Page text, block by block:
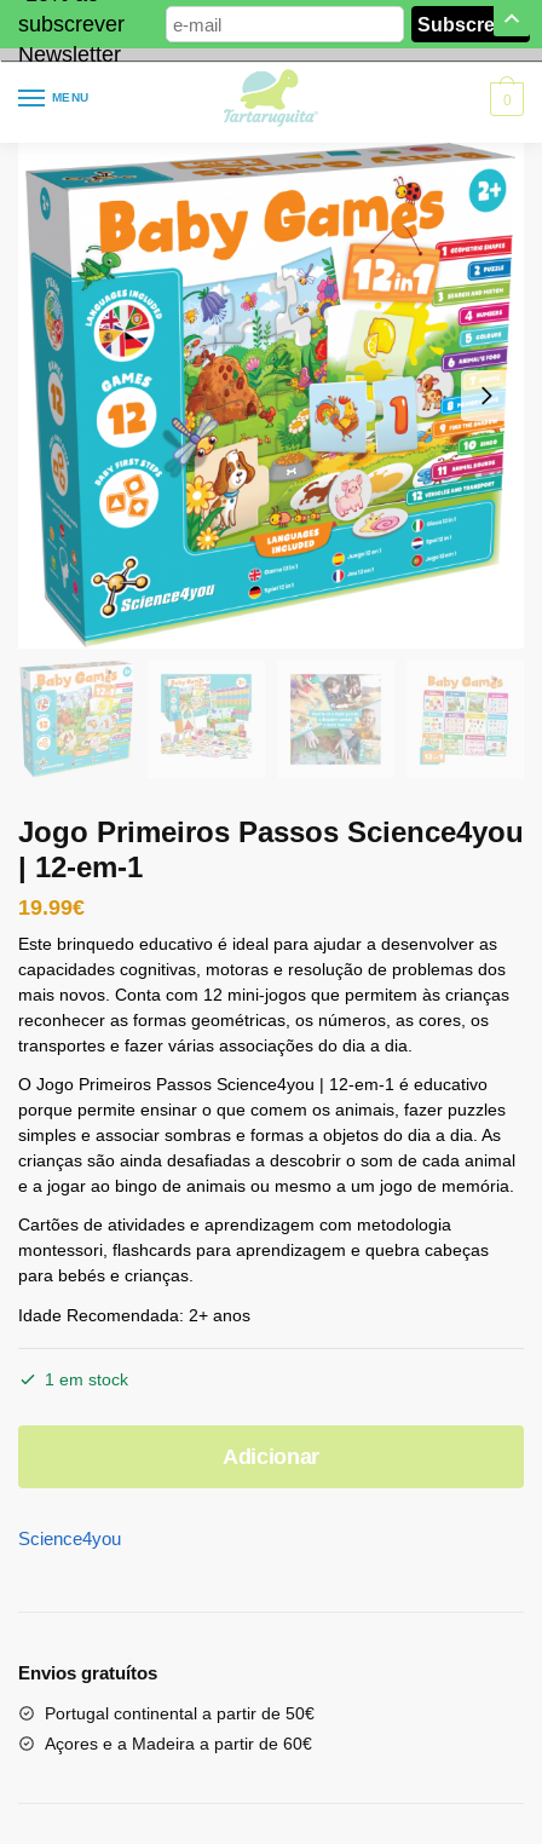
subscrever
Newsletter
MENU 0
Jogo Primeiros Passos Science4you
| 12-em-1
19.99€
Este brinquedo educativo é ideal para ajudar a desenvolver as
capacidades cognitivas, motoras e resolução de problemas dos
mais novos. Conta com 12 mini-jogos que permitem às crianças
reconhecer as formas geométricas, os números, as cores, os
transportes e fazer várias associações do dia a dia.
O Jogo Primeiros Passos Science4you | 12-em-1 é educativo
porque permite ensinar o que comem os animais, fazer puzzles
simples e associar sombras e formas a objetos do dia a dia. As
crianças são ainda desafiadas a descobrir o som de cada animal
e a jogar ao bingo de animais ou mesmo a um jogo de memória.
Cartões de atividades e aprendizagem com metodologia
montessori, flashcards para aprendizagem e quebra cabeças
para bebés e crianças.
Idade Recomendada: 2+ anos
1 em stock
Adicionar
Science4you
Envios gratuítos
Portugal continental a partir de 50€
Açores e a Madeira a partir de 60€